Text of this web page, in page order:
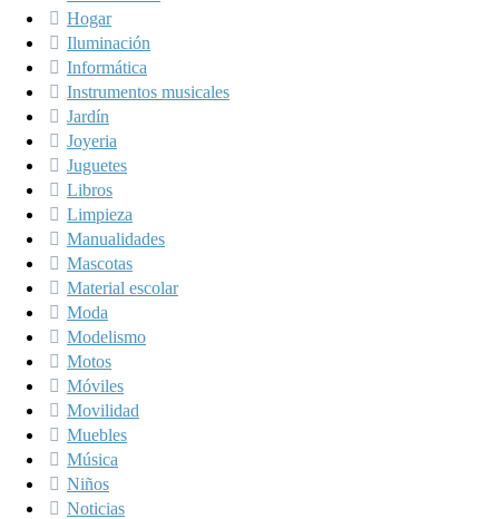
Hogar
Iluminación
Informática
Instrumentos musicales
Jardín
Joyeria
Juguetes
Libros
Limpieza
Manualidades
Mascotas
Material escolar
Moda
Modelismo
Motos
Móviles
Movilidad
Muebles
Música
Niños
Noticias